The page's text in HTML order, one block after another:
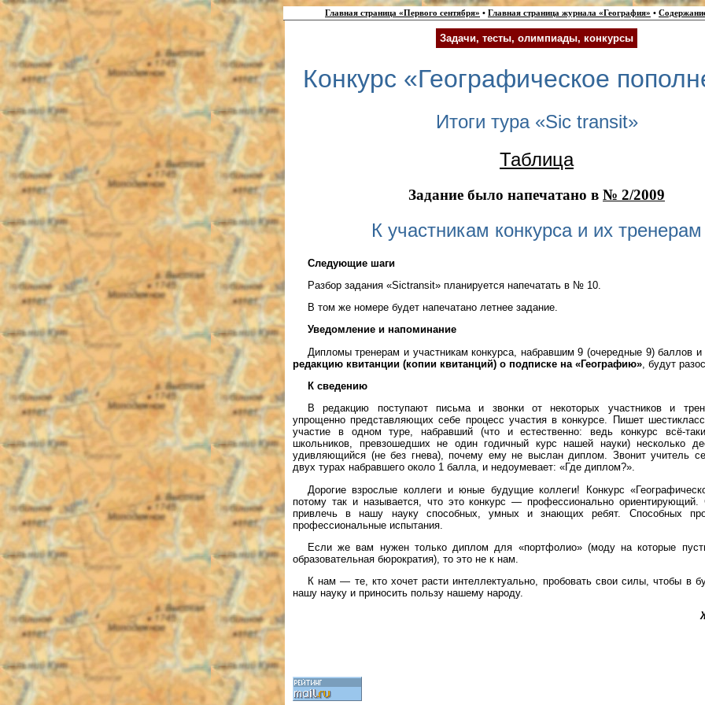
Главная страница «Первого сентября» • Главная страница журнала «География» •
Задачи, тесты, олимпиады, конкурсы
Конкурс «Географическое
Итоги тура «Sic transit»
Таблица
Задание было напечатано в № 2/2009
К участникам конкурса и их тренерам
Следующие шаги
Разбор задания «Sictransit» планируется напечатать в № 10.
В том же номере будет напечатано летнее задание.
Уведомление и напоминание
Дипломы тренерам и участникам конкурса, набравшим 9 (очередные 9) баллов и
редакцию квитанции (копии квитанций) о подписке на «Географию» , будут
К сведению
В редакцию поступают письма и звонки от некоторых участников и
упрощенно представляющих себе процесс участия в конкурсе. Пишет
участие в одном туре, набравший (что и естественно: ведь конкурс всё-
школьников, превзошедших не один годичный курс нашей науки) несколько
удивляющийся (не без гнева), почему ему не выслан диплом. Звонит учитель
двух турах набравшего около 1 балла, и недоумевает: «Где диплом?».
Дорогие взрослые коллеги и юные будущие коллеги! Конкурс
потому так и называется, что это конкурс — профессионально
привлечь в нашу науку способных, умных и знающих ребят. Способных
профессиональные испытания.
Если же вам нужен только диплом для «портфолио» (моду на которые
образовательная бюрократия), то это не к нам.
К нам — те, кто хочет расти интеллектуально, пробовать свои силы, чтобы в
нашу науку и приносить пользу нашему народу.